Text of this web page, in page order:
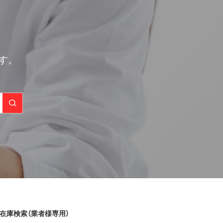
。
在庫検索（業者様専用）